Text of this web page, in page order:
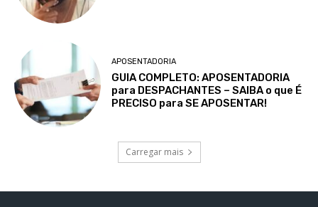
APOSENTADORIA
GUIA COMPLETO: APOSENTADORIA
para DESPACHANTES – SAIBA o que É
PRECISO para SE APOSENTAR!
Carregar mais